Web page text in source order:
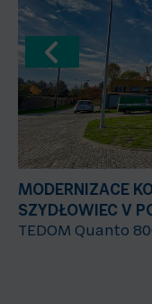
MODERNIZACE
SZYDŁOWIEC V
TEDOM Quanto